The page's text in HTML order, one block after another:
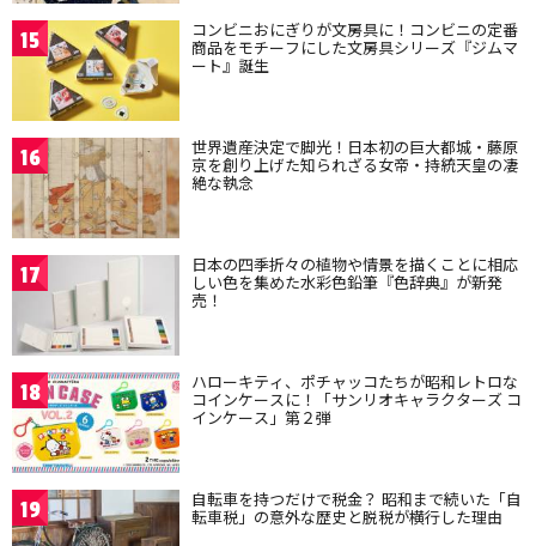
15 コンビニおにぎりが文房具に！コンビニの定番
商品をモチーフにした文房具シリーズ『ジムマ
ート』誕生
16 世界遺産決定で脚光！日本初の巨大都城・藤原
京を創り上げた知られざる女帝・持統天皇の凄
絶な執念
17 日本の四季折々の植物や情景を描くことに相応
しい色を集めた水彩色鉛筆『色辞典』が新発
売！
18 ハローキティ、ポチャッコたちが昭和レトロな
コインケースに！「サンリオキャラクターズ コ
インケース」第２弾
19 自転車を持つだけで税金？ 昭和まで続いた「自
転車税」の意外な歴史と脱税が横行した理由